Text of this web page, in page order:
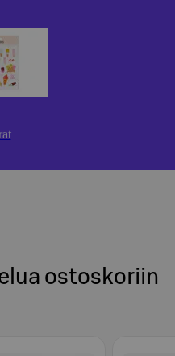
ostoskoriin